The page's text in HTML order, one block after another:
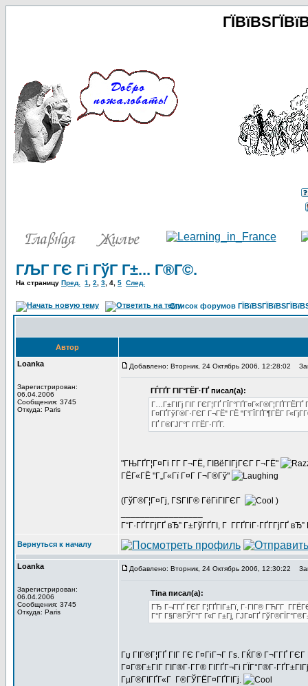
ГЉГ ГЄ Гі ГўГ Г±... Г®Г©.
На страницу Пред. 1 2 3 4 5 След.
Список форумов
Автор
Loanka
Зарегистрирован:
06.04.2006
Сообщения: 3745
Откуда: Paris
Добавлено: Вторник, 24 Октябрь 2006, 12:28:02
ГЃГҐГ ГІГ°ГЁГ·ГҐ писал(а):
Г…Г±ГІГј ГІГ ГЄГ¦ГҐ ГЇГ°ГҐГ¤Г«Г®Г¦ГҐГ­ГЁГҐ
Г¤ГҐГўГ®Г·ГЄГ Г¬ГЁ" ГЁ "Г‘ГЇГҐГ¶ГЁГ
ГҐ Г®ГЈГ°Г Г­ГЁГ·ГҐГ­.
"ГЊГҐГ¦Г¤Гі Г­Г Г¬ГЁ, ГІВёГІГјГЄГ Г¬ГЁ"
ГЁГ«ГЁ "Г„Г«Гї Г¤Г Г¬Г®Гў"
(ГўГ®Г¦Г¤Гј, ГЅГІГ® ГёГіГІГЄГ
)
Г“Г·ГҐГ­ГјГҐ вЂ” Г±ГўГҐГІ, Г Г­ГҐГіГ·ГҐГ­ГјГҐ
Вернуться к началу
Loanka
Зарегистрирован:
06.04.2006
Сообщения: 3745
Откуда: Paris
Добавлено: Вторник, 24 Октябрь 2006, 12:30:22
Tina писал(а):
ГЂ Г¬Г­ГҐ ГЄГ Г¦ГҐГІГ±Гї, Г·ГІГ® ГЋГ­Г
Г°Г Г§Г®ГЎГ°Г Г«Г Г±Гј, ГЈГ¤ГҐ
Гџ ГІГ®Г¦ГҐ ГІГ ГЄ Г¤ГіГ¬Г Гѕ. ГЌГ® Г¬Г­ГҐ
Г¤Г®Г±ГІГ ГІГ®Г·Г­Г® ГІГҐГ¬Гі
ГµГ®ГІГҐГ«Г Г®ГЎГЁГ¤ГҐГІГј.